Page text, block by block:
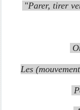
"Parer, tirer
Les